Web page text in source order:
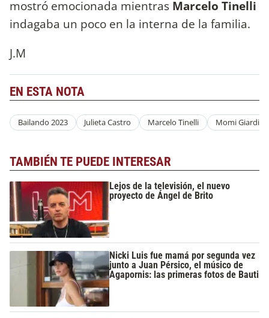
mostró emocionada mientras Marcelo Tinelli
indagaba un poco en la interna de la familia.
J.M
EN ESTA NOTA
Bailando 2023 Julieta Castro Marcelo Tinelli Momi Giardina
TAMBIÉN TE PUEDE INTERESAR
Lejos de la televisión, el nuevo
proyecto de Ángel de Brito
Nicki Luis fue mamá por segunda vez
junto a Juan Pérsico, el músico de
Agapornis: las primeras fotos de Bauti